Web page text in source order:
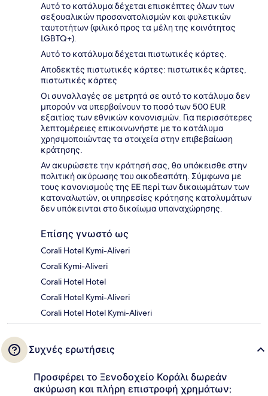
Αυτό το κατάλυμα δέχεται επισκέπτες όλων των
σεξουαλικών προσανατολισμών και φυλετικών
ταυτοτήτων (φιλικό προς τα μέλη της κοινότητας
LGBTQ+).
Αυτό το κατάλυμα δέχεται πιστωτικές κάρτες.
Αποδεκτές πιστωτικές κάρτες: πιστωτικές κάρτες,
πιστωτικές κάρτες
Οι συναλλαγές σε μετρητά σε αυτό το κατάλυμα δεν
μπορούν να υπερβαίνουν το ποσό των 500 EUR
εξαιτίας των εθνικών κανονισμών. Για περισσότερες
λεπτομέρειες επικοινωνήστε με το κατάλυμα
χρησιμοποιώντας τα στοιχεία στην επιβεβαίωση
κράτησης.
Αν ακυρώσετε την κράτησή σας, θα υπόκεισθε στην
πολιτική ακύρωσης του οικοδεσπότη. Σύμφωνα με
τους κανονισμούς της ΕΕ περί των δικαιωμάτων των
καταναλωτών, οι υπηρεσίες κράτησης καταλυμάτων
δεν υπόκεινται στο δικαίωμα υπαναχώρησης.
Επίσης γνωστό ως
Corali Hotel Kymi-Aliveri
Corali Kymi-Aliveri
Corali Hotel Hotel
Corali Hotel Kymi-Aliveri
Corali Hotel Hotel Kymi-Aliveri
Συχνές ερωτήσεις
Προσφέρει το Ξενοδοχείο Κοράλι δωρεάν
ακύρωση και πλήρη επιστροφή χρημάτων;